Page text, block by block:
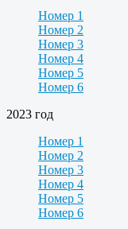
Номер 1
Номер 2
Номер 3
Номер 4
Номер 5
Номер 6
2023 год
Номер 1
Номер 2
Номер 3
Номер 4
Номер 5
Номер 6